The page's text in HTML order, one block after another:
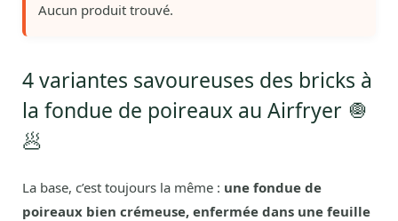
Aucun produit trouvé.
4 variantes savoureuses des bricks à
la fondue de poireaux au Airfryer 🧅
🥟
La base, c’est toujours la même : une fondue de
poireaux bien crémeuse, enfermée dans une feuille